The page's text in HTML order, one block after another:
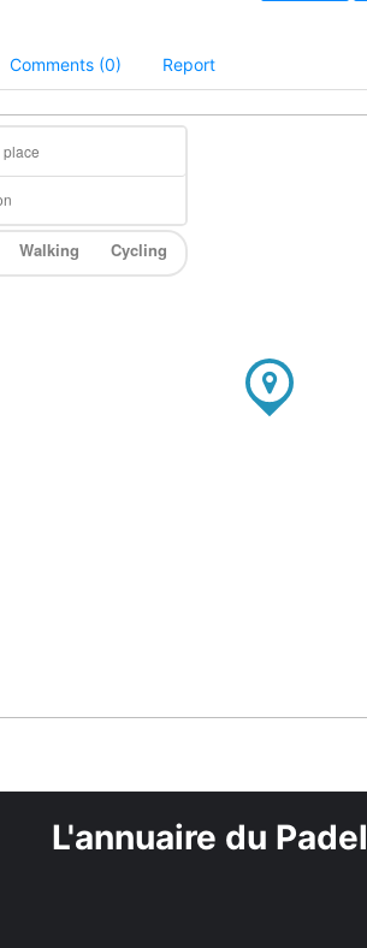
Comments (0) Report
Walking Cycling
L'annuaire du Padel